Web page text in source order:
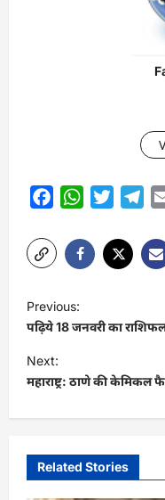
FacebookWhatsAppTwitter
o
s
t
v
Previous:
पढ़िये 18 जनवरी का
Next:
महाराष्ट्र: ठाणे की केमिकल
Related Stories